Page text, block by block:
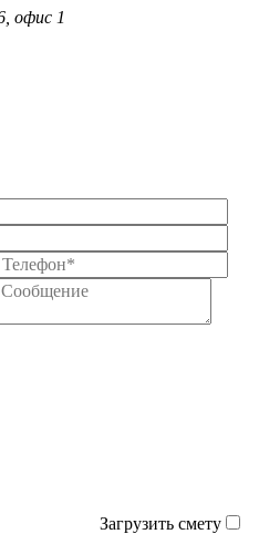
офис 1
Загрузить смету